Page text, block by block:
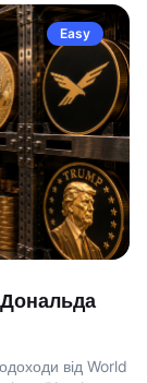
Easy
Дональда
від World